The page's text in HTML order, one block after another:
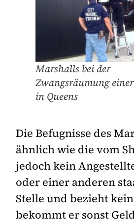
Marshalls bei der
Zwangsräumung
in Queens
Die Befugnisse des
ähnlich wie die vom
jedoch kein
oder einer anderen
Stelle und bezieht
bekommt er sonst